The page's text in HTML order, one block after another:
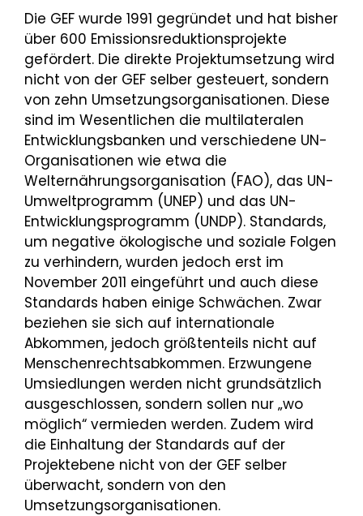
Die GEF wurde 1991 gegründet und hat bisher
über 600 Emissionsreduktionsprojekte
gefördert. Die direkte Projektumsetzung wird
nicht von der GEF selber gesteuert, sondern
von zehn Umsetzungsorganisationen. Diese
sind im Wesentlichen die multilateralen
Entwicklungsbanken und verschiedene UN-
Organisationen wie etwa die
Welternährungsorganisation (FAO), das UN-
Umweltprogramm (UNEP) und das UN-
Entwicklungsprogramm (UNDP). Standards,
um negative ökologische und soziale Folgen
zu verhindern, wurden jedoch erst im
November 2011 eingeführt und auch diese
Standards haben einige Schwächen. Zwar
beziehen sie sich auf internationale
Abkommen, jedoch größtenteils nicht auf
Menschenrechtsabkommen. Erzwungene
Umsiedlungen werden nicht grundsätzlich
ausgeschlossen, sondern sollen nur „wo
möglich“ vermieden werden. Zudem wird
die Einhaltung der Standards auf der
Projektebene nicht von der GEF selber
überwacht, sondern von den
Umsetzungsorganisationen.